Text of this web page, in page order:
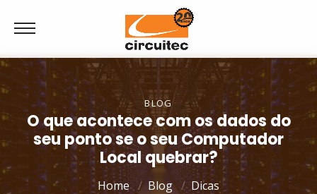
BLOG
O que acontece com os dados do
seu ponto se o seu Computador
Local quebrar?
Home Blog Dicas